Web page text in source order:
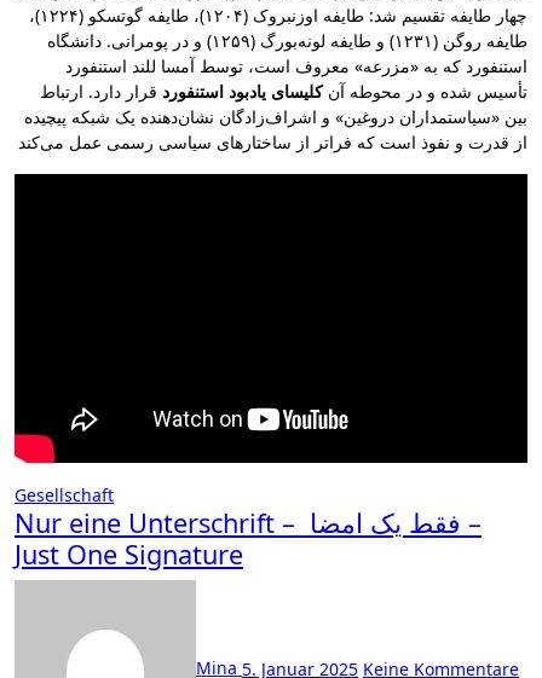
چهار طایفه تقسیم شد: طایفه اوزنبروک (۱۲۰۴)، طایفه گوتسکو (۱۲۲۴)،
طایفه روگن (۱۲۳۱) و طایفه لونه‌بورگ (۱۲۵۹) و در پومرانی. دانشگاه
استنفورد که به «مزرعه» معروف است، توسط آمسا للند استنفورد
تأسیس شده و در محوطه آنکلیسای یادبود استنفورد قرار دارد. ارتباط
بین «سیاستمداران دروغین» و اشراف‌زادگان نشان‌دهنده یک شبکه پیچیده
از قدرت و نفوذ است که فراتر از ساختارهای سیاسی رسمی عمل می‌کند
Gesellschaft
Nur eine Unterschrift – فقط یک امضا –
Just One Signature
Mina 5. Januar 2025 Keine Kommentare